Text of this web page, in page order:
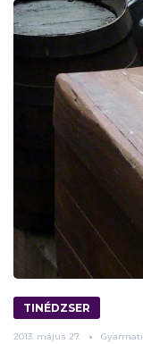
TINÉDZSER
2013. május 27.